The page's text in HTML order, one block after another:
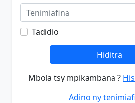
Tadidio
Hiditra
Mbola tsy mpikambana ?
Adino ny